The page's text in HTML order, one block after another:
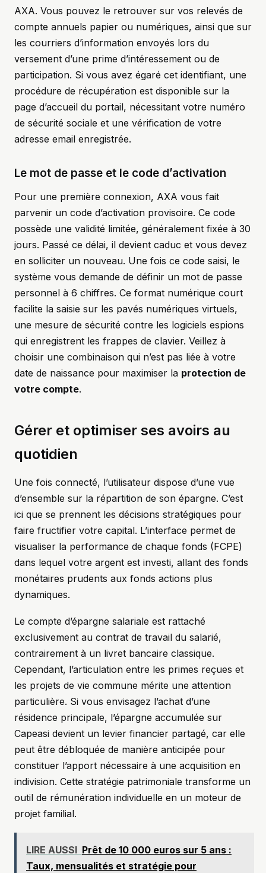
AXA. Vous pouvez le retrouver sur vos relevés de
compte annuels papier ou numériques, ainsi que sur
les courriers d’information envoyés lors du
versement d’une prime d’intéressement ou de
participation. Si vous avez égaré cet identifiant, une
procédure de récupération est disponible sur la
page d’accueil du portail, nécessitant votre numéro
de sécurité sociale et une vérification de votre
adresse email enregistrée.
Le mot de passe et le code d’activation
Pour une première connexion, AXA vous fait
parvenir un code d’activation provisoire. Ce code
possède une validité limitée, généralement fixée à 30
jours. Passé ce délai, il devient caduc et vous devez
en solliciter un nouveau. Une fois ce code saisi, le
système vous demande de définir un mot de passe
personnel à 6 chiffres. Ce format numérique court
facilite la saisie sur les pavés numériques virtuels,
une mesure de sécurité contre les logiciels espions
qui enregistrent les frappes de clavier. Veillez à
choisir une combinaison qui n’est pas liée à votre
date de naissance pour maximiser la protection de
votre compte.
Gérer et optimiser ses avoirs au
quotidien
Une fois connecté, l’utilisateur dispose d’une vue
d’ensemble sur la répartition de son épargne. C’est
ici que se prennent les décisions stratégiques pour
faire fructifier votre capital. L’interface permet de
visualiser la performance de chaque fonds (FCPE)
dans lequel votre argent est investi, allant des fonds
monétaires prudents aux fonds actions plus
dynamiques.
Le compte d’épargne salariale est rattaché
exclusivement au contrat de travail du salarié,
contrairement à un livret bancaire classique.
Cependant, l’articulation entre les primes reçues et
les projets de vie commune mérite une attention
particulière. Si vous envisagez l’achat d’une
résidence principale, l’épargne accumulée sur
Capeasi devient un levier financier partagé, car elle
peut être débloquée de manière anticipée pour
constituer l’apport nécessaire à une acquisition en
indivision. Cette stratégie patrimoniale transforme un
outil de rémunération individuelle en un moteur de
projet familial.
LIRE AUSSI Prêt de 10 000 euros sur 5 ans :
Taux, mensualités et stratégie pour